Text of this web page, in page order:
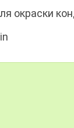
окраски